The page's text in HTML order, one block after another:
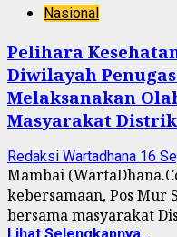
Nasional
Pelihara
Diwilayah
Melaksanakan
Masyarakat
Redaksi Wartadhana 16
Mambai
kebersamaan, Pos Mur
bersama masyarakat